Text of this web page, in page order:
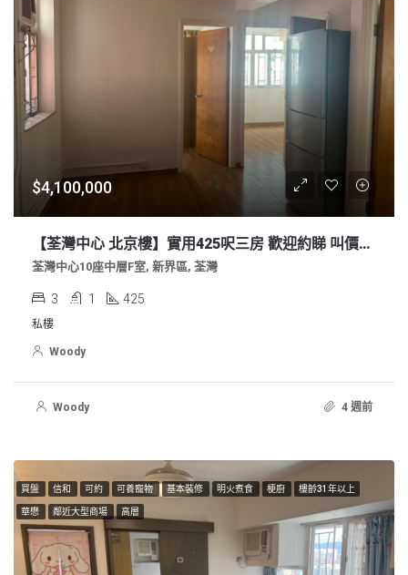
$4,100,000
【荃灣中心 北京樓】實用425呎三房 歡迎約睇 叫價410萬
荃灣中心10座中層F室, 新界區, 荃灣
3 1 425
私樓
Woody
Woody 4 週前
買盤 信和 可約 可養寵物 基本裝修 明火煮食 梗廚 樓齡31年以上
華懋 鄰近大型商場 高層